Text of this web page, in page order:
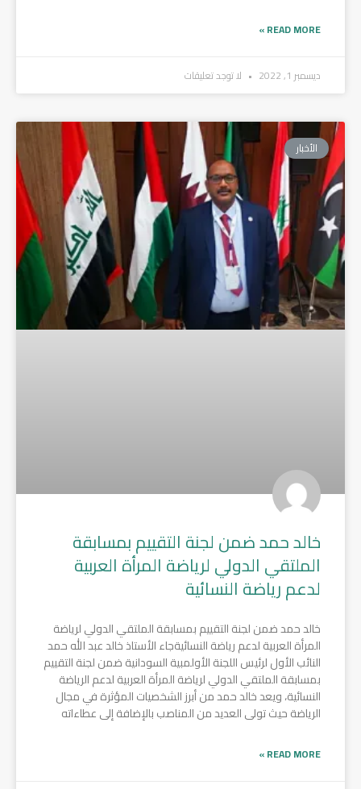
READ MORE »
ديسمبر 1, 2022 لا توجد تعليقات
الأخبار
خالد حمد ضمن لجنة التقييم بمسابقة
الملتقي الدولي لرياضة المرأة العربية
لدعم رياضة النسائية
خالد حمد ضمن لجنة التقييم بمسابقة الملتقي الدولي لرياضة
المرأة العربية لدعم رياضة النسائيةجاء الأستاذ خالد عبد الله حمد
النائب الأول لرئيس اللجنة الأولمبية السودانية ضمن لجنة التقييم
بمسابقة الملتقي الدولي لرياضة المرأة العربية لدعم الرياضة
النسائية، ويعد خالد حمد من أبرز الشخصيات المؤثرة في مجال
الرياضة حيث تولى العديد من المناصب بالإضافة إلى عطاءاته
READ MORE »